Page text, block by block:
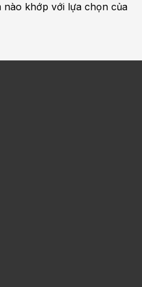
khớp với lựa chọn của